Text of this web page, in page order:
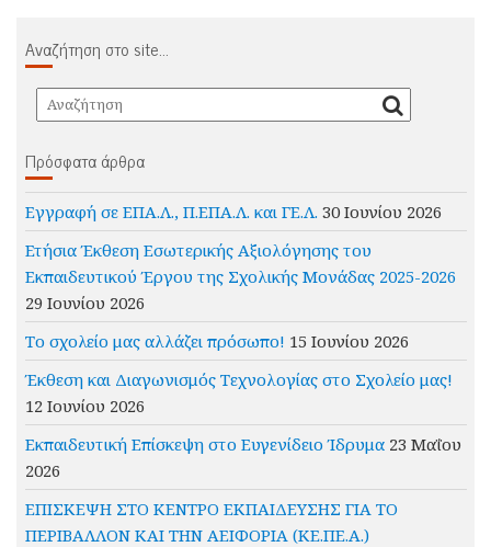
Αναζήτηση στο site…
Πρόσφατα άρθρα
Εγγραφή σε ΕΠΑ.Λ., Π.ΕΠΑ.Λ. και ΓΕ.Λ. 30 Ιουνίου 2026
Ετήσια Έκθεση Εσωτερικής Αξιολόγησης του
Εκπαιδευτικού Έργου της Σχολικής Μονάδας 2025-2026
29 Ιουνίου 2026
Το σχολείο μας αλλάζει πρόσωπο! 15 Ιουνίου 2026
Έκθεση και Διαγωνισμός Τεχνολογίας στο Σχολείο μας!
12 Ιουνίου 2026
Εκπαιδευτική Επίσκεψη στο Ευγενίδειο Ίδρυμα 23 Μαΐου
2026
ΕΠΙΣΚΕΨΗ ΣΤΟ ΚΕΝΤΡΟ ΕΚΠΑΙΔΕΥΣΗΣ ΓΙΑ ΤΟ
ΠΕΡΙΒΑΛΛΟΝ ΚΑΙ ΤΗΝ ΑΕΙΦΟΡΙΑ (ΚΕ.ΠΕ.Α.)